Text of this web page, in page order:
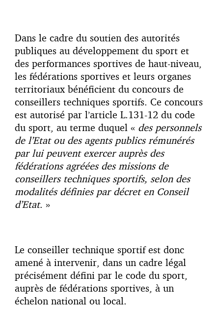
Dans le cadre du soutien des autorités
publiques au développement du sport et
des performances sportives de haut-niveau,
les fédérations sportives et leurs organes
territoriaux bénéficient du concours de
conseillers techniques sportifs. Ce concours
est autorisé par l’article L.131-12 du code
du sport, au terme duquel « des personnels
de l’Etat ou des agents publics rémunérés
par lui peuvent exercer auprès des
fédérations agréées des missions de
conseillers techniques sportifs, selon des
modalités définies par décret en Conseil
d’Etat. »
Le conseiller technique sportif est donc
amené à intervenir, dans un cadre légal
précisément défini par le code du sport,
auprès de fédérations sportives, à un
échelon national ou local.